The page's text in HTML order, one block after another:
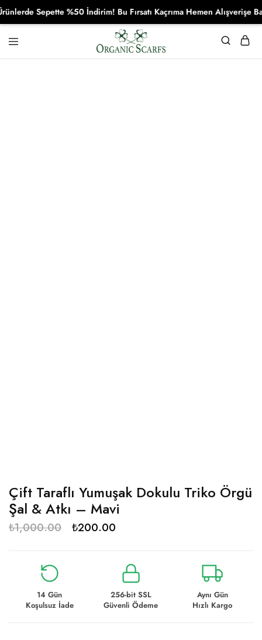
Organikscarf
Çift Taraflı Yumuşak Dokulu Triko Örgü
Şal & Atkı – Mavi
₺1,000.00 ₺200.00
14 Gün
Koşulsuz İade
256-bit SSL
Güvenli Ödeme
Aynı Gün
Hızlı Kargo
Sepette %50 İndirim! Bu Fırsatı Kaçrıma Hemen Alışverişe